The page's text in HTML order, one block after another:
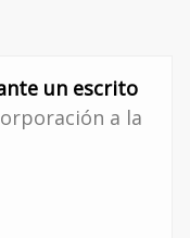
un escrito
a la